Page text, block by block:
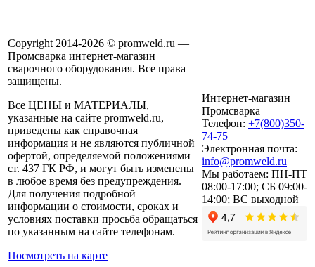
Copyright 2014-2026 © promweld.ru —
Промсварка интернет-магазин
сварочного оборудования. Все права
защищены.
Все ЦЕНЫ и МАТЕРИАЛЫ,
указанные на сайте promweld.ru,
приведены как справочная
информация и не являются публичной
офертой, определяемой положениями
ст. 437 ГК РФ, и могут быть изменены
в любое время без предупреждения.
Для получения подробной
информации о стоимости, сроках и
условиях поставки просьба обращаться
по указанным на сайте телефонам.
Посмотреть на карте
Интернет-магазин
Промсварка
Телефон: +7(800)350-
74-75
Электронная почта:
info@promweld.ru
Мы работаем: ПН-ПТ
08:00-17:00; СБ 09:00-
14:00; ВС выходной